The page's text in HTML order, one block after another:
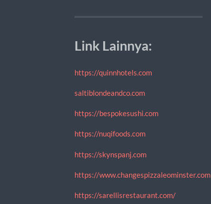
Link Lainnya:
https://quinnhotels.com
saltiblondeandco.com
https://bespokesushi.com
https://nuqifoods.com
https://skynspanj.com
https://www.changespizzaleominster.com
https://sarellisrestaurant.com/